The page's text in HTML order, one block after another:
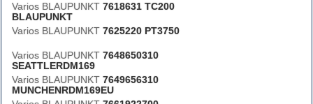
Varios BLAUPUNKT 7618631 TC200
BLAUPUNKT
Varios BLAUPUNKT 7625220 PT3750
Varios BLAUPUNKT 7648650310
SEATTLERDM169
Varios BLAUPUNKT 7649656310
MUNCHENRDM169EU